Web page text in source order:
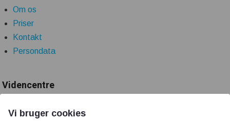
Om os
Priser
Kontakt
Persondata
Videncentre
Teknologisk Institut
Vi bruger cookies